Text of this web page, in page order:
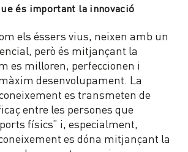
és important la innovació
els éssers vius, neixen amb un
però és mitjançant la
es milloren, perfeccionen i
desenvolupament. La
es transmeten de
entre les persones que
físics” i, especialment,
es dóna mitjançant la